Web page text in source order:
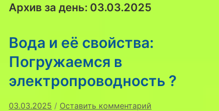
Архив за день: 03.03.2025
Вода и её свойства:
Погружаемся в
электропроводность ?
03.03.2025 / Оставить комментарий